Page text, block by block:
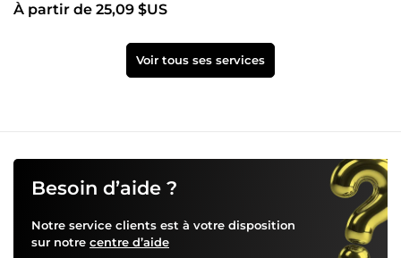
À partir de 25,09 $US
Voir tous ses services
Besoin d’aide ?
Notre service clients est à votre disposition
sur notre centre d’aide